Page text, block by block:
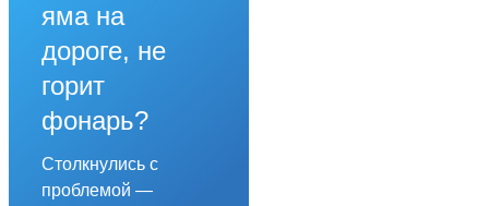
яма на
дороге, не
горит
фонарь?
Столкнулись с
проблемой —